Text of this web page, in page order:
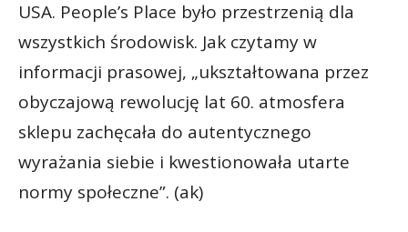
USA. People’s Place było przestrzenią dla
wszystkich środowisk. Jak czytamy w
informacji prasowej, „ukształtowana przez
obyczajową rewolucję lat 60. atmosfera
sklepu zachęcała do autentycznego
wyrażania siebie i kwestionowała utarte
normy społeczne”. (ak)